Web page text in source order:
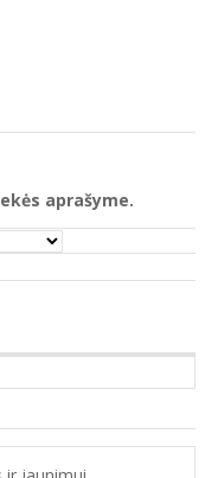
aprašyme.